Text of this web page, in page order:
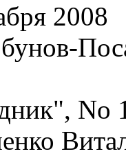
2008
No